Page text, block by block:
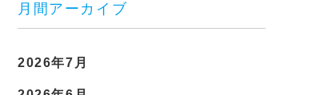
月間アーカイブ
2026年7月